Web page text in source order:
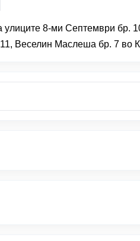
улиците 8-ми Септември
Веселин Маслеша бр. 7 во